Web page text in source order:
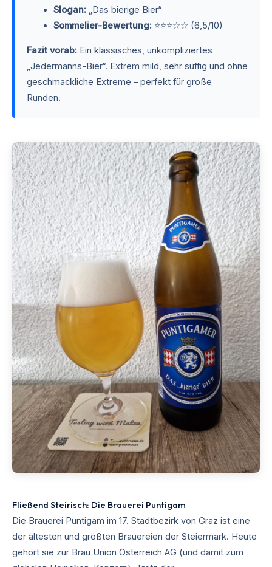
Slogan:„Das bierige Bier“
Sommelier-Bewertung:⭐⭐⭐☆☆ (6,5/10)
Fazit vorab: Ein klassisches, unkompliziertes
„Jedermanns-Bier“. Extrem mild, sehr süffig und ohne
geschmackliche Extreme – perfekt für große
Runden.
Fließend Steirisch: Die Brauerei Puntigam
Die Brauerei Puntigam im 17. Stadtbezirk von Graz ist eine
der ältesten und größten Brauereien der Steiermark. Heute
gehört sie zur Brau Union Österreich AG (und damit zum